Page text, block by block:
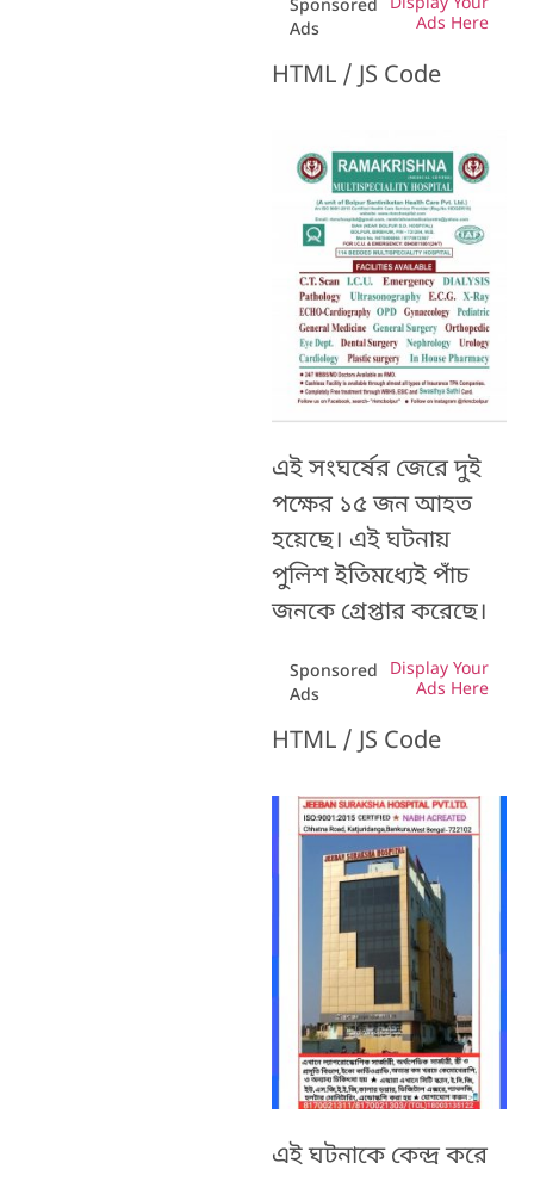
Sponsored
Ads
Ads Here
HTML / JS Code
এই সংঘর্ষের জেরে দুই
পক্ষের ১৫ জন আহত
হয়েছে। এই ঘটনায়
পুলিশ ইতিমধ্যেই পাঁচ
জনকে গ্রেপ্তার করেছে।
Sponsored
Ads
Display Your
Ads Here
HTML / JS Code
এই ঘটনাকে কেন্দ্র করে